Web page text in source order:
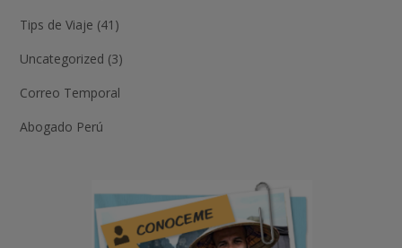
Tips de Viaje (41)
Uncategorized (3)
Correo Temporal
Abogado Perú